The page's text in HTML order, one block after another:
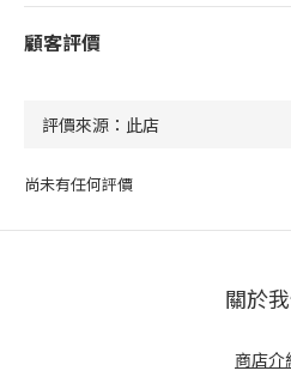
顧客評價
尚未有任何評價
關於
商店介